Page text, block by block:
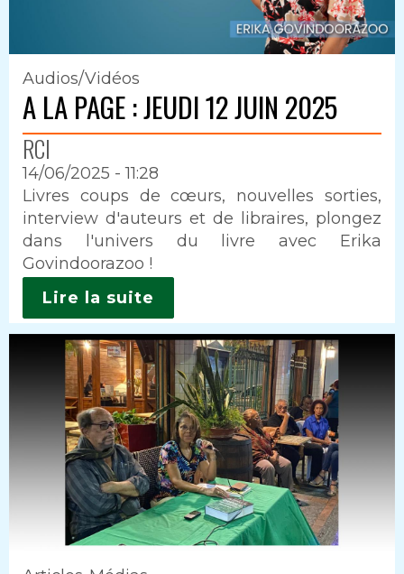
Audios/Vidéos
A LA PAGE : JEUDI 12 JUIN 2025
RCI
14/06/2025 - 11:28
Intro
Livres coups de cœurs, nouvelles sorties,
interview d'auteurs et de libraires, plongez
dans l'univers du livre avec Erika
Govindoorazoo !
Lire la suite